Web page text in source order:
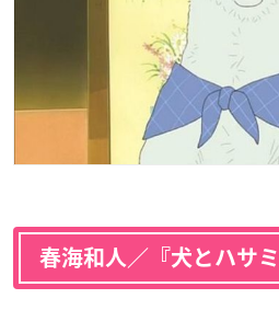
春海和人／『犬とハサ